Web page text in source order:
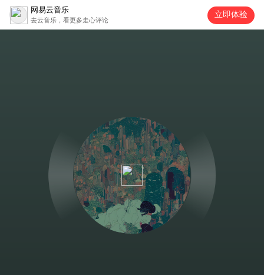
网易云音乐
去云音乐，看更多走心评论
立即体验